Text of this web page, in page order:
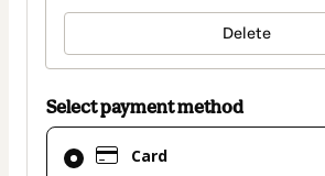
Delete
Select payment method
Card
Card
selected